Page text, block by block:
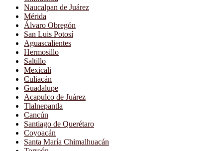
Naucalpan de Juárez
Mérida
Álvaro Obregón
San Luis Potosí
Aguascalientes
Hermosillo
Saltillo
Mexicali
Culiacán
Guadalupe
Acapulco de Juárez
Tlalnepantla
Cancún
Santiago de Querétaro
Coyoacán
Santa María Chimalhuacán